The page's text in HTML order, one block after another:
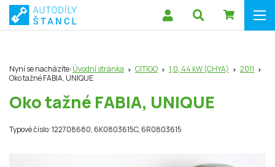
Nyní se nacházíte: Úvodní stránka CITIGO 1,0, 44 kW (CHYA)
2011
Oko tažné FABIA, UNIQUE
Oko tažné FABIA, UNIQUE
Typové číslo: 122708680, 6K0803615C, 6R0803615